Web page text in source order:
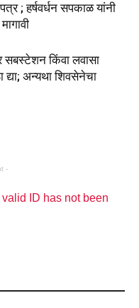
; हर्षवर्धन सपकाळ यांनी
सबस्टेशन किंवा लवासा
अन्यथा शिवसेनेचा
-
ID has not been